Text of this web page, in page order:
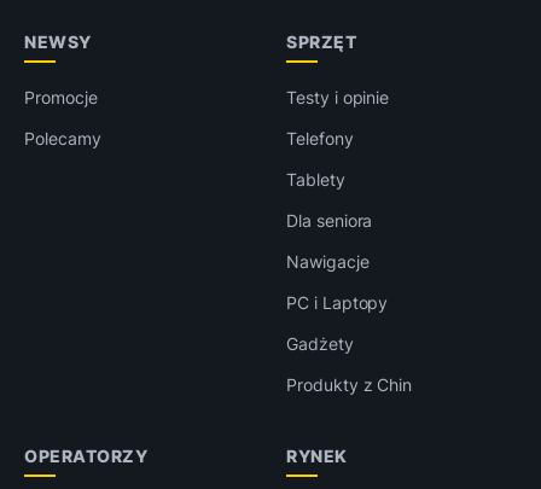
NEWSY
Promocje
Polecamy
SPRZĘT
Testy i opinie
Telefony
Tablety
Dla seniora
Nawigacje
PC i Laptopy
Gadżety
Produkty z Chin
OPERATORZY RYNEK